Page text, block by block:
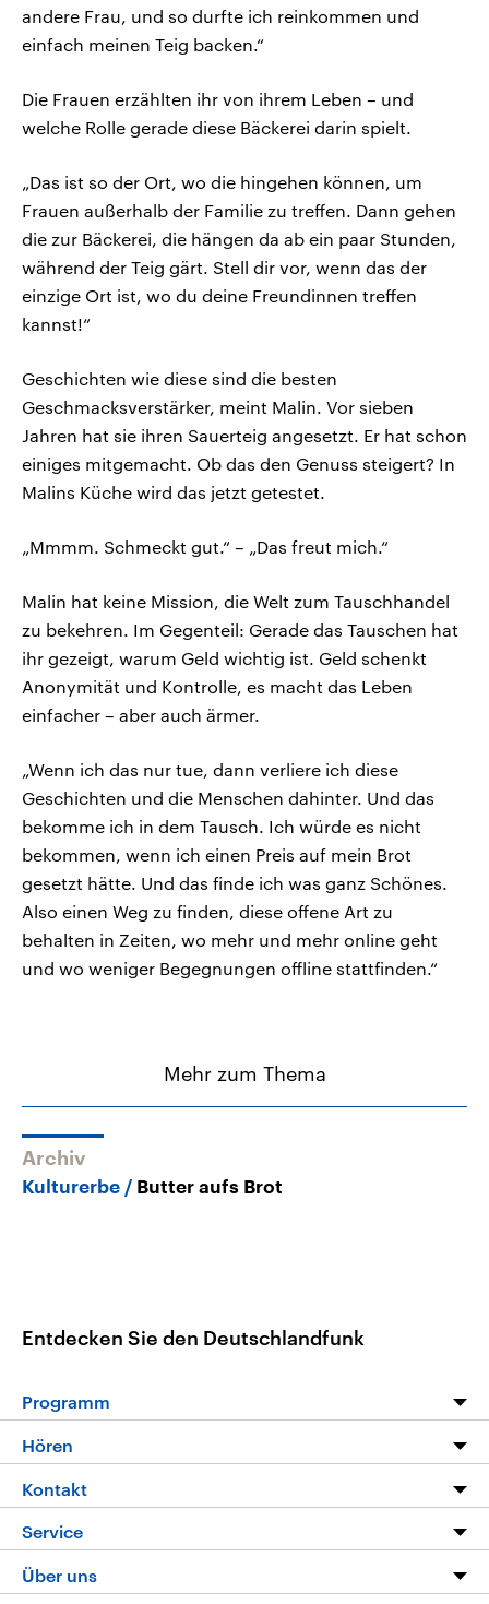
andere Frau, und so durfte ich reinkommen und
einfach meinen Teig backen.“
Die Frauen erzählten ihr von ihrem Leben – und
welche Rolle gerade diese Bäckerei darin spielt.
„Das ist so der Ort, wo die hingehen können, um
Frauen außerhalb der Familie zu treffen. Dann gehen
die zur Bäckerei, die hängen da ab ein paar Stunden,
während der Teig gärt. Stell dir vor, wenn das der
einzige Ort ist, wo du deine Freundinnen treffen
kannst!“
Geschichten wie diese sind die besten
Geschmacksverstärker, meint Malin. Vor sieben
Jahren hat sie ihren Sauerteig angesetzt. Er hat schon
einiges mitgemacht. Ob das den Genuss steigert? In
Malins Küche wird das jetzt getestet.
„Mmmm. Schmeckt gut.“ – „Das freut mich.“
Malin hat keine Mission, die Welt zum Tauschhandel
zu bekehren. Im Gegenteil: Gerade das Tauschen hat
ihr gezeigt, warum Geld wichtig ist. Geld schenkt
Anonymität und Kontrolle, es macht das Leben
einfacher – aber auch ärmer.
„Wenn ich das nur tue, dann verliere ich diese
Geschichten und die Menschen dahinter. Und das
bekomme ich in dem Tausch. Ich würde es nicht
bekommen, wenn ich einen Preis auf mein Brot
gesetzt hätte. Und das finde ich was ganz Schönes.
Also einen Weg zu finden, diese offene Art zu
behalten in Zeiten, wo mehr und mehr online geht
und wo weniger Begegnungen offline stattfinden.“
Mehr zum Thema
Archiv
Kulturerbe Butter aufs Brot
Entdecken Sie den Deutschlandfunk
Programm
Die Nachrichten
Nachrichtenleicht
Neue Beiträge auf dlf.de
Hören
Livestream
Podcasts
Deutschlandfunk App
Kontakt
Hörerservice
Service
FAQ
Über uns